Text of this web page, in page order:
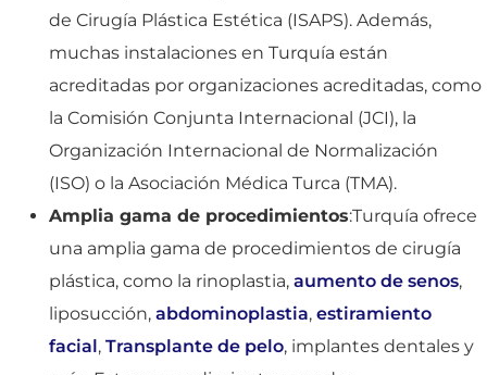
de Cirugía Plástica Estética (ISAPS). Además,
muchas instalaciones en Turquía están
acreditadas por organizaciones acreditadas, como
la Comisión Conjunta Internacional (JCI), la
Organización Internacional de Normalización
(ISO) o la Asociación Médica Turca (TMA).
Amplia gama de procedimientos:Turquía ofrece
una amplia gama de procedimientos de cirugía
plástica, como la rinoplastia, aumento de senos,
liposucción, abdominoplastia, estiramiento
facial, Transplante de pelo, implantes dentales y